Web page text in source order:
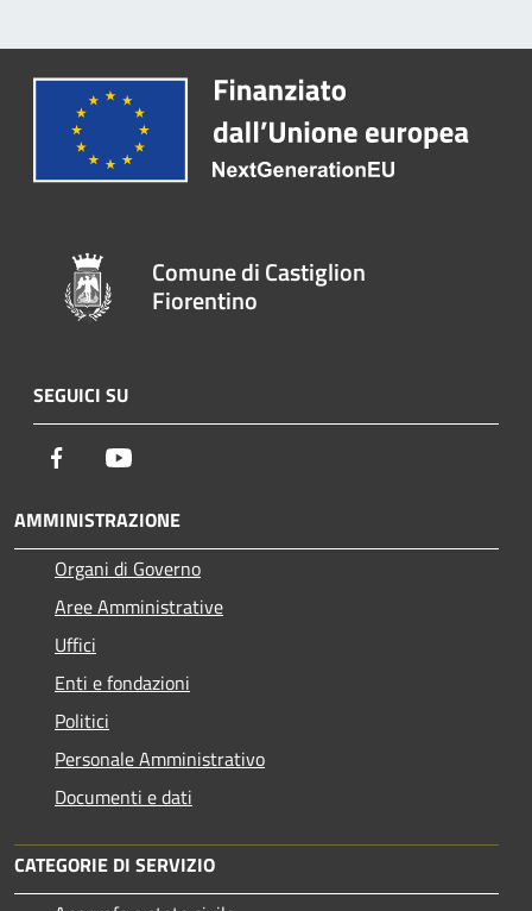
Comune di Castiglion
Fiorentino
SEGUICI SU
Facebook
AMMINISTRAZIONE
Organi di Governo
Aree Amministrative
Uffici
Enti e fondazioni
Politici
Personale Amministrativo
Documenti e dati
CATEGORIE DI SERVIZIO